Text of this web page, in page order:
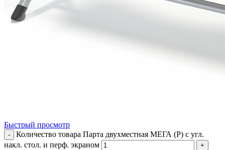
Быстрый просмотр
-
Количество товара Парта двухместная МЕГА (Р) с угл.
накл. стол. и перф. экраном
+